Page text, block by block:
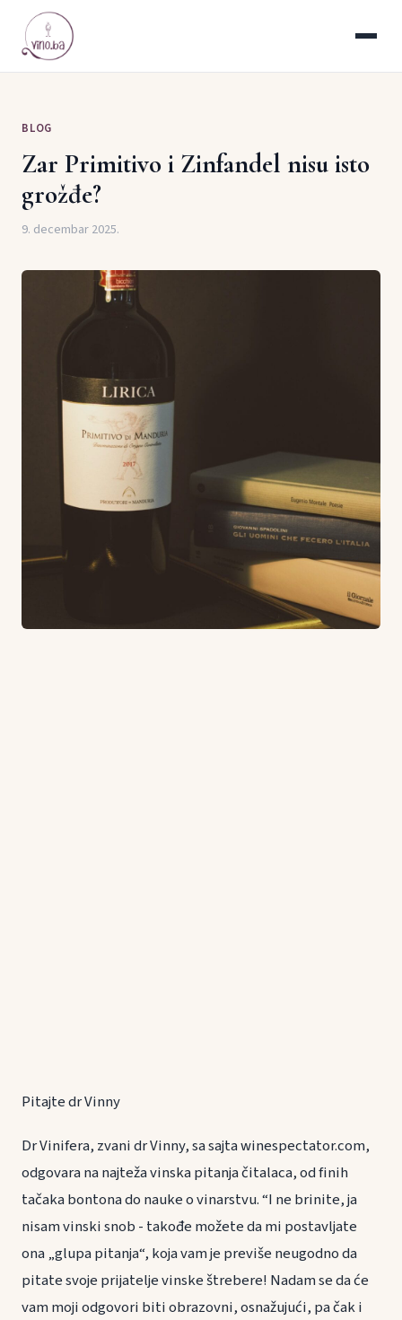
BLOG
Zar Primitivo i Zinfandel nisu isto
grožđe?
9. decembar 2025.
Pitajte dr Vinny
Dr Vinifera, zvani dr Vinny, sa sajta winespectator.com,
odgovara na najteža vinska pitanja čitalaca, od finih
tačaka bontona do nauke o vinarstvu. “I ne brinite, ja
nisam vinski snob - takođe možete da mi postavljate
ona „glupa pitanja“, koja vam je previše neugodno da
pitate svoje prijatelje vinske štrebere! Nadam se da će
vam moji odgovori biti obrazovni, osnažujući, pa čak i